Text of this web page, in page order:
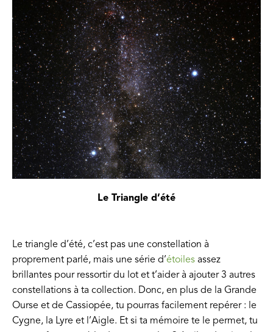
Le Triangle d’été
Le triangle d’été, c’est pas une constellation à
proprement parlé, mais une série d’étoiles assez
brillantes pour ressortir du lot et t’aider à ajouter 3 autres
constellations à ta collection. Donc, en plus de la Grande
Ourse et de Cassiopée, tu pourras facilement repérer : le
Cygne, la Lyre et l’Aigle. Et si ta mémoire te le permet, tu